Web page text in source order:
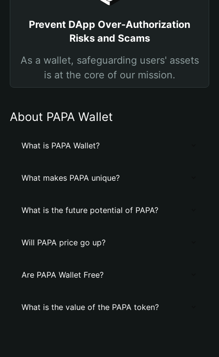
Prevent DApp Over-Authorization
Risks and Scams
As a wallet, safeguarding users' assets
is at the core of our mission.
About PAPA Wallet
What is PAPA Wallet?
What makes PAPA unique?
What is the future potential of PAPA?
Will PAPA price go up?
Are PAPA Wallet Free?
What is the value of the PAPA token?